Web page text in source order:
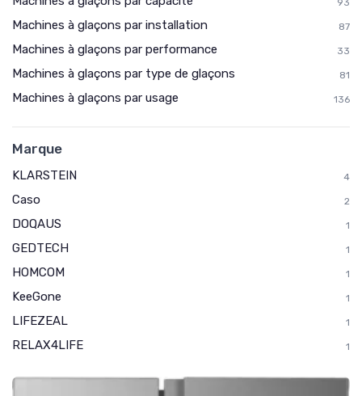
Machines à glaçons par installation 87
Machines à glaçons par performance 33
Machines à glaçons par type de glaçons 81
Machines à glaçons par usage 136
Marque
KLARSTEIN 4
Caso 2
DOQAUS 1
GEDTECH 1
HOMCOM 1
KeeGone 1
LIFEZEAL 1
RELAX4LIFE 1